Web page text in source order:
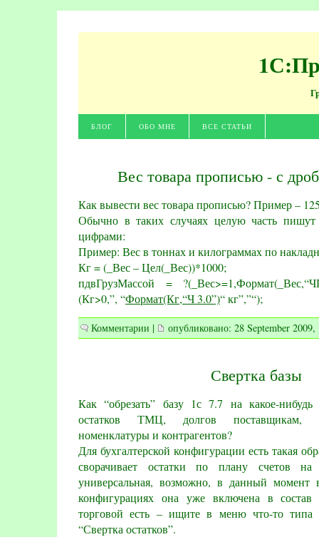
БЛОГ ОБО МНЕ ВСЕ СТАТЬИ
Вес товара прописью - с
Как вывести вес товара прописью? Пример –
Обычно в таких случаях целую часть
цифрами:
Пример: Вес в тоннах и килограммах по
Кг = (_Вес – Цел(_Вес))*1000;
пдвГрузМассой =
(Кг>0,”, “Формат(Кг,“Ч 3.0”)“ кг”,”“);
Комментарии | опубликовано: 28 September 2009,
Свертка базы
Как “обрезать” базу 1с 7.7 на какое-
остатков ТМЦ, долгов поставщикам,
номенклатуры и контрагентов?
Для бухгалтерской конфигурации есть такая
сворачивает остатки по плану счетов
универсальная, возможно, в данный момент
конфигурациях она уже включена в
торговой есть – ищите в меню что-то типа
“Свертка остатков”.